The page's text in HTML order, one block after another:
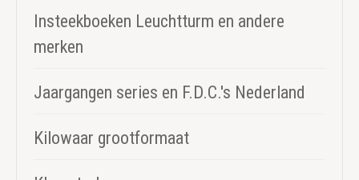
Insteekboeken Leuchtturm en andere
merken
Jaargangen series en F.D.C.'s Nederland
Kilowaar grootformaat